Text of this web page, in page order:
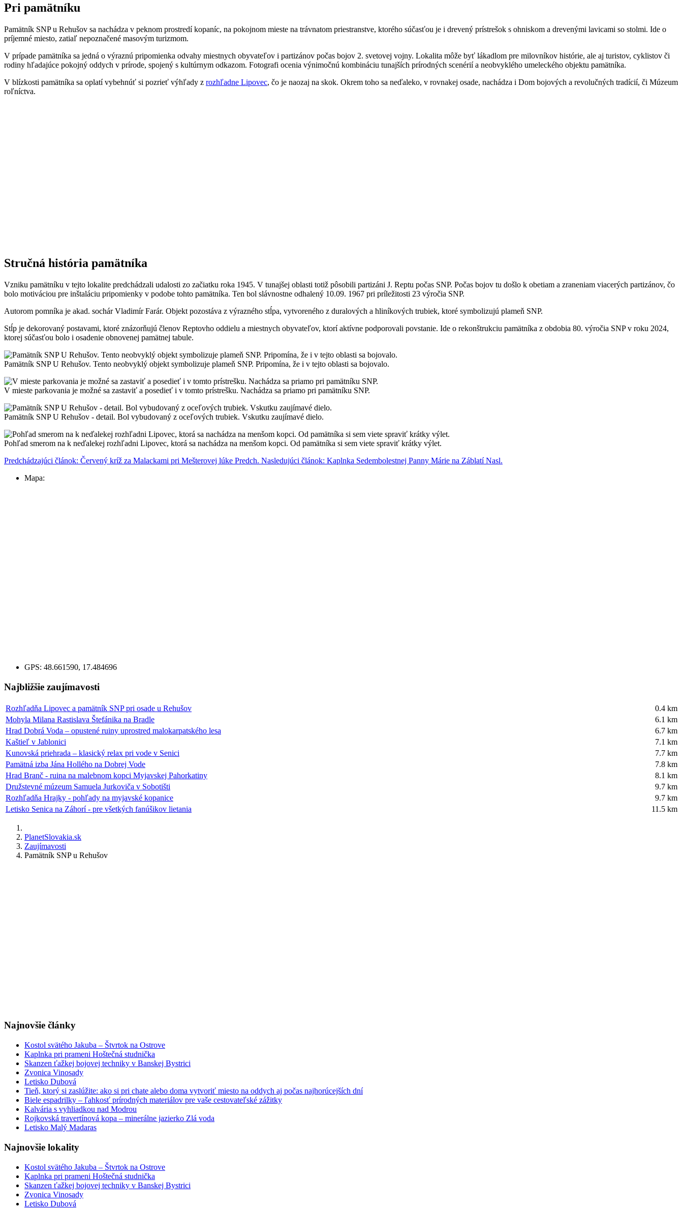
Pri pamätníku
Pamätník SNP u Rehušov sa nachádza v peknom prostredí kopaníc, na pokojnom mieste na trávnatom priestranstve, ktorého súčasťou je i drevený prístrešok s ohniskom a drevenými lavicami so stolmi. Ide o
príjemné miesto, zatiaľ nepoznačené masovým turizmom.
V prípade pamätníka sa jedná o výraznú pripomienka odvahy miestnych obyvateľov i partizánov počas bojov 2. svetovej vojny. Lokalita môže byť lákadlom pre milovníkov histórie, ale aj turistov, cyklistov či
rodiny hľadajúce pokojný oddych v prírode, spojený s kultúrnym odkazom. Fotografi ocenia výnimočnú kombináciu tunajších prírodných scenérií a neobvyklého umeleckého objektu pamätníka.
V blízkosti pamätníka sa oplatí vybehnúť si pozrieť výhľady z rozhľadne Lipovec, čo je naozaj na skok. Okrem toho sa neďaleko, v rovnakej osade, nachádza i Dom bojových a revolučných tradícií, či Múzeum
roľníctva.
Stručná história pamätníka
Vzniku pamätníku v tejto lokalite predchádzali udalosti zo začiatku roka 1945. V tunajšej oblasti totiž pôsobili partizáni J. Reptu počas SNP. Počas bojov tu došlo k obetiam a zraneniam viacerých partizánov, čo
bolo motiváciou pre inštaláciu pripomienky v podobe tohto pamätníka. Ten bol slávnostne odhalený 10.09. 1967 pri príležitosti 23 výročia SNP.
Autorom pomníka je akad. sochár Vladimír Farár. Objekt pozostáva z výrazného stĺpa, vytvoreného z duralových a hliníkových trubiek, ktoré symbolizujú plameň SNP.
Stĺp je dekorovaný postavami, ktoré znázorňujú členov Reptovho oddielu a miestnych obyvateľov, ktorí aktívne podporovali povstanie. Ide o rekonštrukciu pamätníka z obdobia 80. výročia SNP v roku 2024,
ktorej súčasťou bolo i osadenie obnovenej pamätnej tabule.
Pamätník SNP U Rehušov. Tento neobvyklý objekt symbolizuje plameň SNP. Pripomína, že i v tejto oblasti sa bojovalo.
V mieste parkovania je možné sa zastaviť a posedieť i v tomto prístrešku. Nachádza sa priamo pri pamätníku SNP.
Pamätník SNP U Rehušov - detail. Bol vybudovaný z oceľových trubiek. Vskutku zaujímavé dielo.
Pohľad smerom na k neďalekej rozhľadni Lipovec, ktorá sa nachádza na menšom kopci. Od pamätníka si sem viete spraviť krátky výlet.
Predchádzajúci článok: Červený kríž za Malackami pri Mešterovej lúke Predch. Nasledujúci článok: Kaplnka Sedembolestnej Panny Márie na ZáblatíNasl.
Mapa:
GPS: 48.661590, 17.484696
Najbližšie zaujímavosti
Rozhľadňa Lipovec a pamätník SNP pri osade u Rehušov
0.4 km
Mohyla Milana Rastislava Štefánika na Bradle
6.1 km
Hrad Dobrá Voda – opustené ruiny uprostred malokarpatského lesa
6.7 km
Kaštieľ v Jablonici
7.1 km
Kunovská priehrada – klasický relax pri vode v Senici
7.7 km
Pamätná izba Jána Hollého na Dobrej Vode
7.8 km
Hrad Branč - ruina na malebnom kopci Myjavskej Pahorkatiny
8.1 km
Družstevné múzeum Samuela Jurkoviča v Sobotišti
9.7 km
Rozhľadňa Hrajky - pohľady na myjavské kopanice
9.7 km
Letisko Senica na Záhorí - pre všetkých fanúšikov lietania
11.5 km
PlanetSlovakia.sk
Zaujímavosti
Pamätník SNP u Rehušov
Najnovšie články
Kostol svätého Jakuba – Štvrtok na Ostrove
Kaplnka pri prameni Hoštečná studnička
Skanzen ťažkej bojovej techniky v Banskej Bystrici
Zvonica Vinosady
Letisko Dubová
Tieň, ktorý si zaslúžite: ako si pri chate alebo doma vytvoriť miesto na oddych aj počas najhorúcejších dní
Biele espadrilky – ľahkosť prírodných materiálov pre vaše cestovateľské zážitky
Kalvária s vyhliadkou nad Modrou
Rojkovská travertínová kopa – minerálne jazierko Zlá voda
Letisko Malý Madaras
Najnovšie lokality
Kostol svätého Jakuba – Štvrtok na Ostrove
Kaplnka pri prameni Hoštečná studnička
Skanzen ťažkej bojovej techniky v Banskej Bystrici
Zvonica Vinosady
Letisko Dubová